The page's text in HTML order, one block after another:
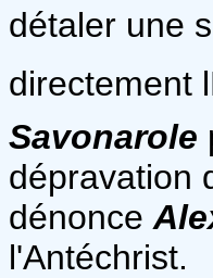
détaler une
directement
Savonarole
dépravation
dénonce
l'Antéchrist.